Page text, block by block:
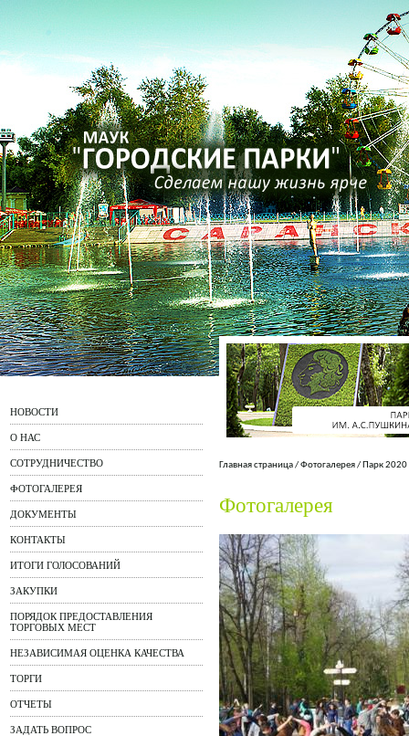
НОВОСТИ
О НАС
СОТРУДНИЧЕСТВО
ФОТОГАЛЕРЕЯ
ДОКУМЕНТЫ
КОНТАКТЫ
ИТОГИ ГОЛОСОВАНИЙ
ЗАКУПКИ
ПОРЯДОК ПРЕДОСТАВЛЕНИЯ
ТОРГОВЫХ МЕСТ
НЕЗАВИСИМАЯ ОЦЕНКА КАЧЕСТВА
ТОРГИ
ОТЧЕТЫ
ЗАДАТЬ ВОПРОС
Главная страница/Фотогалерея/ Парк 2020
Фотогалерея